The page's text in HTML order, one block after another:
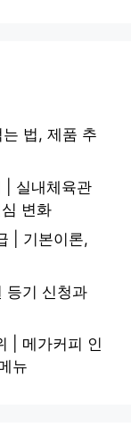
법, 제품 추
| 실내체육관
변화
| 기본이론,
등기 신청과
| 메가커피 인
뉴